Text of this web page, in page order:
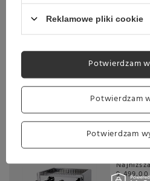
Promocja
Ekspres do kawy Quick Mill
9
7
9 499,00
Reklamowe pliki cookie
Potwierdzam
Potwierdzam
Potwierdzam